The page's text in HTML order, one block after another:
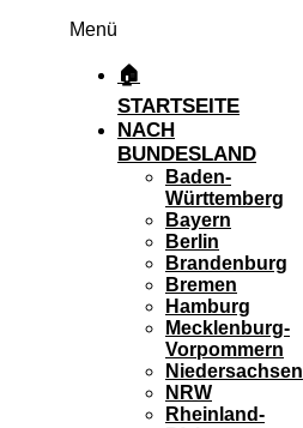
Menü
🏠
STARTSEITE
NACH
BUNDESLAND
Baden-
Württemberg
Bayern
Berlin
Brandenburg
Bremen
Hamburg
Mecklenburg-
Vorpommern
Niedersachsen
NRW
Rheinland-